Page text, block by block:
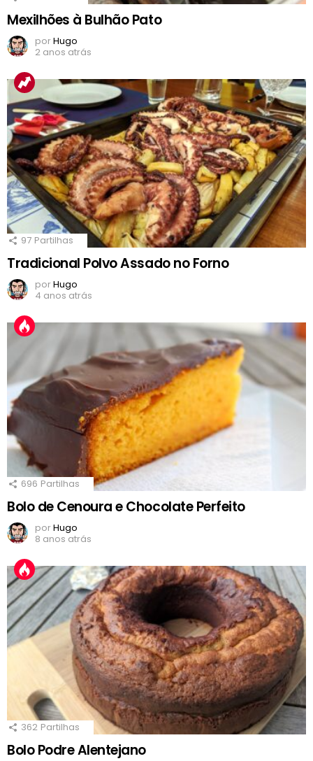
Mexilhões à Bulhão Pato
porHugo
2 anos atrás
97 Partilhas
Tradicional Polvo Assado no Forno
porHugo
4 anos atrás
696 Partilhas
Bolo de Cenoura e Chocolate Perfeito
porHugo
8 anos atrás
362 Partilhas
Bolo Podre Alentejano